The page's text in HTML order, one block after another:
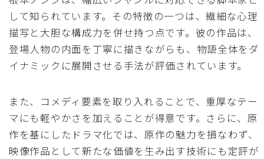
して知られています。その特徴の一つは、繊細な心理
描写と大胆な構成力を併せ持つ点です。彼の作品は、
登場人物の内面を丁寧に描きながらも、物語全体をダ
イナミックに展開させる手法が評価されています。
また、コメディ要素を取り入れることで、重厚なテー
マにも軽やかさを加えることが得意です。さらに、原
作を基にしたドラマ化では、原作の魅力を損なわず、
映像作品として新たな価値を生み出す技術にも定評が